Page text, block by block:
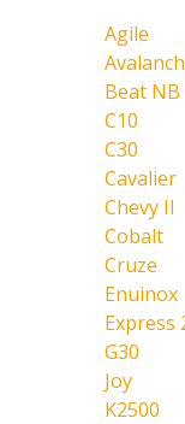
Agile
Beat NB
C10
C30
Cavalier
Chevy II
Cobalt
Cruze
Enuinox
Express
G30
Joy
K2500